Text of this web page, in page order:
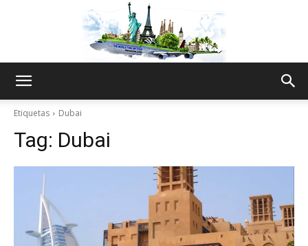
Thru
Etiquetas Dubai
Tag: Dubai